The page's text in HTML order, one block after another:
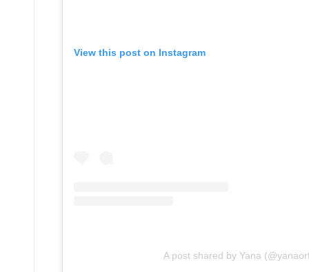
View this post on Instagram
A post shared by Yana